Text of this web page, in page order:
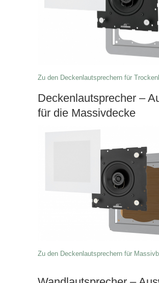
Zu den Deckenlautsprechern für
Deckenlautsprecher –
für die Massivdecke
Zu den Deckenlautsprechern für